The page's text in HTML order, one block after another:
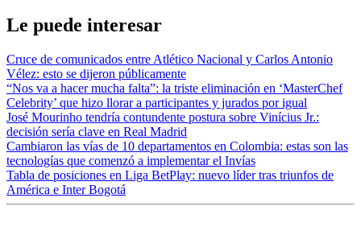
Le puede interesar
Cruce de comunicados entre Atlético Nacional y Carlos Antonio
Vélez: esto se dijeron públicamente
“Nos va a hacer mucha falta”: la triste eliminación en ‘MasterChef
Celebrity’ que hizo llorar a participantes y jurados por igual
José Mourinho tendría contundente postura sobre Vinícius Jr.:
decisión sería clave en Real Madrid
Cambiaron las vías de 10 departamentos en Colombia: estas son las
tecnologías que comenzó a implementar el Invías
Tabla de posiciones en Liga BetPlay: nuevo líder tras triunfos de
América e Inter Bogotá